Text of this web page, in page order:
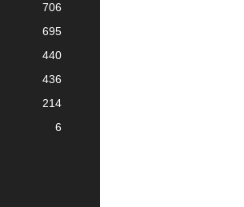
706
695
440
436
214
6